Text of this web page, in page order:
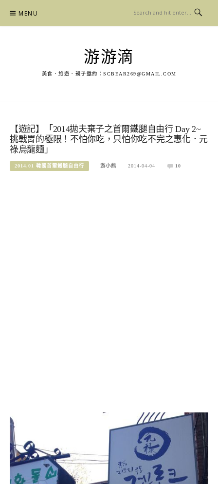
content
MENU
游游滴
美食．旅遊．親子邀約： SCBEAR269@GMAIL.COM
【遊記】「2014拋夫棄子之首爾鐵腿自由行 Day 2~
挑戰胃的極限！不怕你吃，只怕你吃不完之惠化．元
祿烏龍麵」
2014.01 韓國首爾鐵腿自由行 游小熊 2014-04-04 10